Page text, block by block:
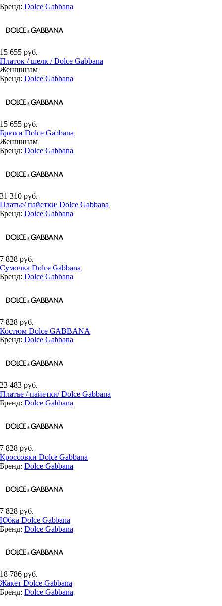
Бренд: Dolce Gabbana
15 655 руб.
Платок / шелк / Dolce Gabbana
Женщинам
Бренд: Dolce Gabbana
15 655 руб.
Брюки Dolce Gabbana
Женщинам
Бренд: Dolce Gabbana
31 310 руб.
Платье/ пайетки/ Dolce Gabbana
Бренд: Dolce Gabbana
7 828 руб.
Сумочка Dolce Gabbana
Бренд: Dolce Gabbana
7 828 руб.
Костюм Dolce GABBANA
Бренд: Dolce Gabbana
23 483 руб.
Платье / пайетки/ Dolce Gabbana
Бренд: Dolce Gabbana
7 828 руб.
Кроссовки Dolce Gabbana
Бренд: Dolce Gabbana
7 828 руб.
Юбка Dolce Gabbana
Бренд: Dolce Gabbana
18 786 руб.
Жакет Dolce Gabbana
Бренд: Dolce Gabbana